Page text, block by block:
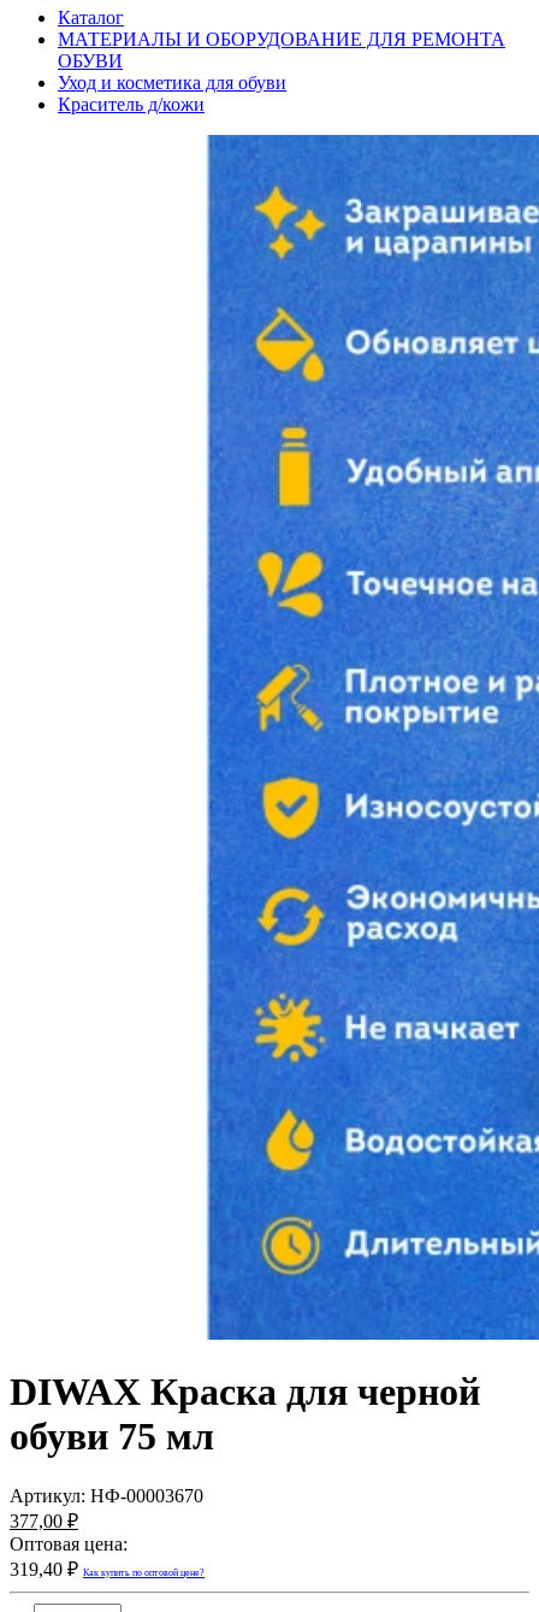
Каталог
МАТЕРИАЛЫ И ОБОРУДОВАНИЕ ДЛЯ РЕМОНТА
ОБУВИ
Уход и косметика для обуви
Краситель д/кожи
DIWAX Краска для черной
обуви 75 мл
Артикул: НФ-00003670
377,00 ₽
Оптовая цена:
319,40 ₽ Как купить по оптовой цене?